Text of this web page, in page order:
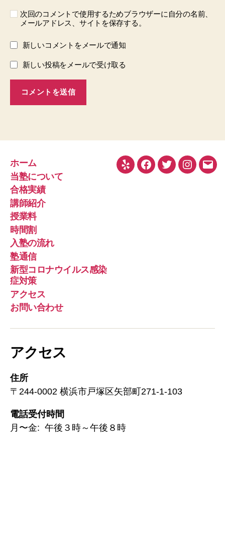
次回のコメントで使用するためブラウザーに自分の名前、
メールアドレス、サイトを保存する。
新しいコメントをメールで通知
新しい投稿をメールで受け取る
ホーム
当塾について
合格実績
講師紹介
授業料
時間割
入塾の流れ
塾通信
新型コロナウイルス感染
症対策
アクセス
お問い合わせ
Yelp Facebook
Twitter
メ
アクセス
住所
〒244-0002 横浜市戸塚区矢部町271-1-103
電話受付時間
月〜金: 午後３時～午後８時